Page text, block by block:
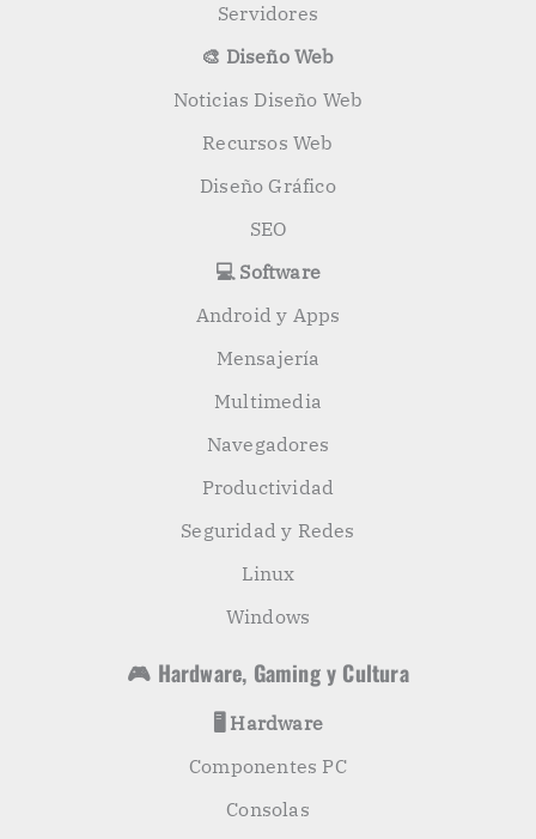
Servidores
🎨 Diseño Web
Noticias Diseño Web
Recursos Web
Diseño Gráfico
SEO
💻 Software
Android y Apps
Mensajería
Multimedia
Navegadores
Productividad
Seguridad y Redes
Linux
Windows
🎮 Hardware, Gaming y Cultura
🖥️ Hardware
Componentes PC
Consolas